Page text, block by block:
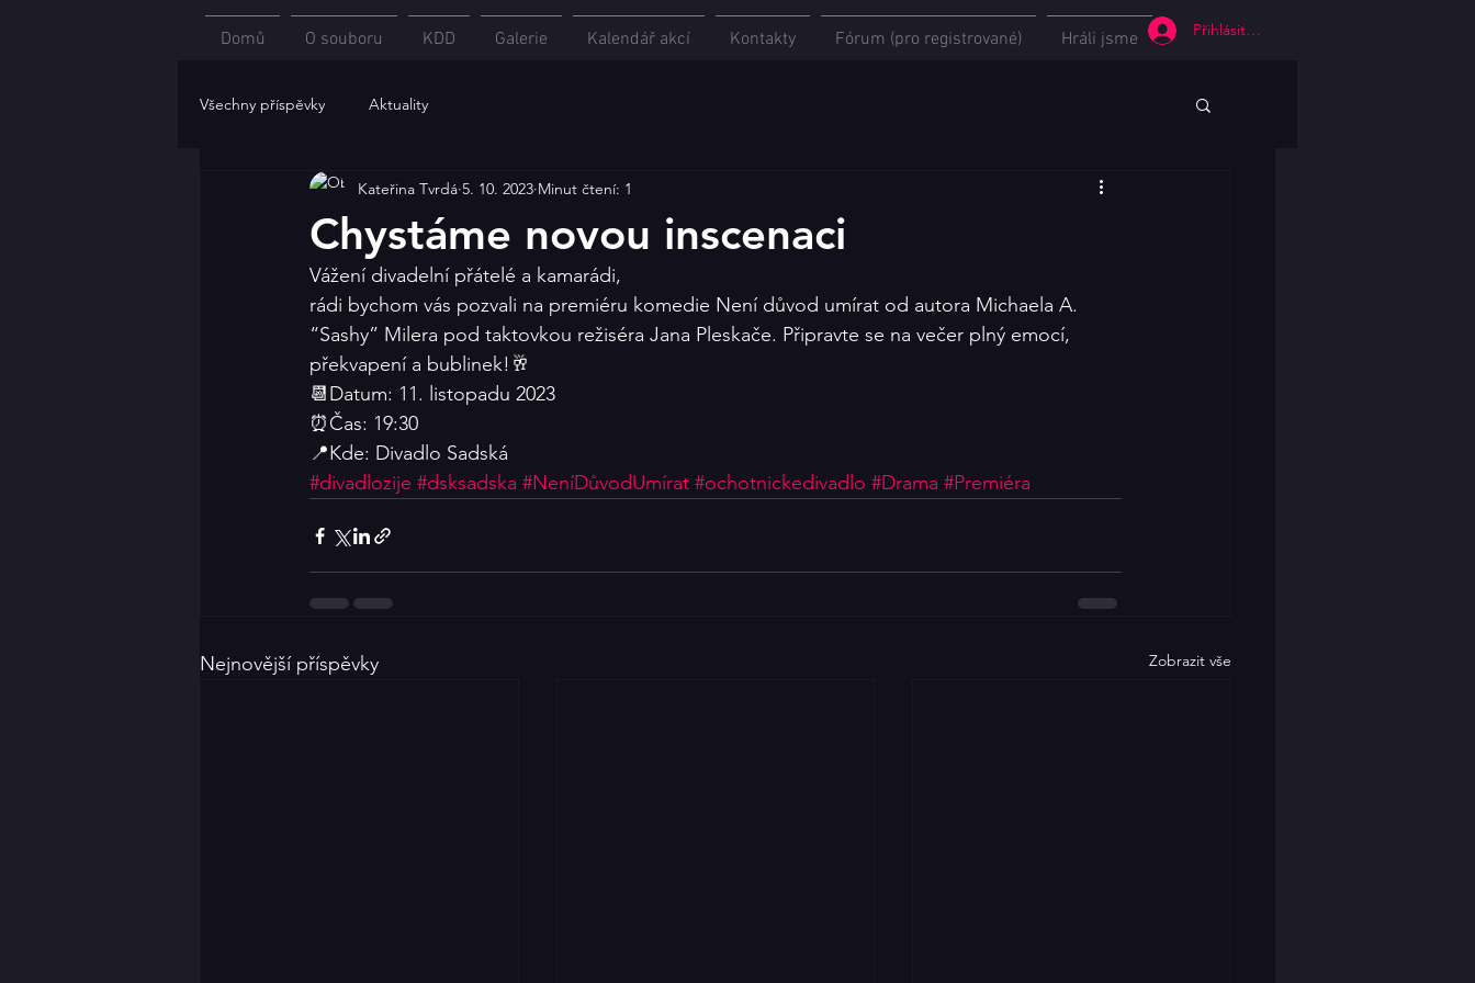
Přihlásit se
Všechny příspěvky Aktuality
Chystáme novou inscenaci
Kateřina Tvrdá 5. 10. 2023 Minut čtení: 1
Vážení divadelní přátelé a kamarádi,
rádi bychom vás pozvali na premiéru komedie Není důvod umírat od autora Michaela A.
“Sashy” Milera pod taktovkou režiséra Jana Pleskače. Připravte se na večer plný emocí,
překvapení a bublinek!🥂
📆Datum: 11. listopadu 2023
⏰Čas: 19:30
📍Kde: Divadlo Sadská
#divadlozije #dsksadska #NeníDůvodUmírat #ochotnickedivadlo #Drama #Premiéra
Nejnovější příspěvky Zobrazit vše
Domů O souboru KDD Galerie Kalendář akcí Kontakty Fórum (pro registrované) Hráli jsme